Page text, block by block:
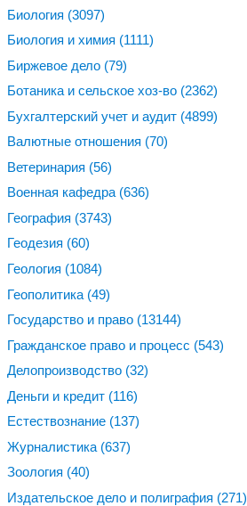
Биология (3097)
Биология и химия (1111)
Биржевое дело (79)
Ботаника и сельское хоз-во (2362)
Бухгалтерский учет и аудит (4899)
Валютные отношения (70)
Ветеринария (56)
Военная кафедра (636)
География (3743)
Геодезия (60)
Геология (1084)
Геополитика (49)
Государство и право (13144)
Гражданское право и процесс (543)
Делопроизводство (32)
Деньги и кредит (116)
Естествознание (137)
Журналистика (637)
Зоология (40)
Издательское дело и полиграфия (271)